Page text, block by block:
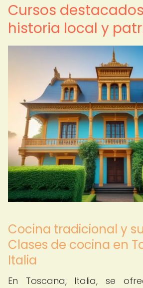
Cursos
historia local y
Cocina tradicional y
Clases de cocina en
Italia
En Toscana, Italia, se